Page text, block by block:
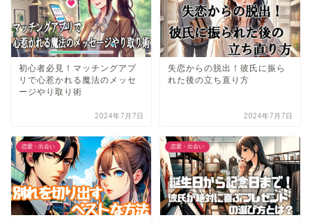
初心者必見！マッチングアプ
リで心惹かれる魔法のメッセ
ージやり取り術
2024年7月7日
失恋からの脱出！彼氏に振ら
れた後の立ち直り方
2024年7月7日
恋愛・出会い 恋愛・出会い